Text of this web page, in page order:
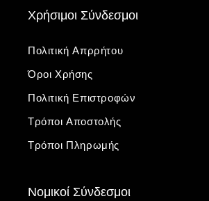
Χρήσιμοι Σύνδεσμοι
Πολιτική Απρρήτου
Όροι Χρήσης
Πολιτική Επιστροφών
Τρόποι Αποστολής
Τρόποι Πληρωμής
Νομικοί Σύνδεσμοι